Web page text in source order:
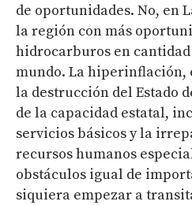
de oportunidades. No, en
la región con más
hidrocarburos en
mundo. La hiperinflación,
la destrucción del Estado
de la capacidad estatal,
servicios básicos y la
recursos humanos
obstáculos igual de
siquiera empezar a